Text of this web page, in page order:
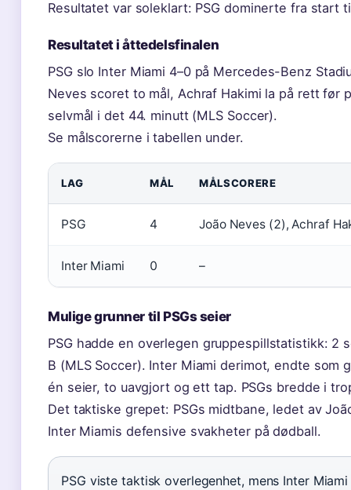
Resultatet var soleklart: PSG dominerte fra start
Resultatet i åttedelsfinalen
PSG slo Inter Miami 4–0 på Mercedes-Benz
Neves scoret to mål, Achraf Hakimi la på rett før
selvmål i det 44. minutt (MLS Soccer).
Se målscorerne i tabellen under.
LAG MÅL MÅLSCORERE
PSG 4 João Neves (2), Achraf
Inter Miami 0 –
Mulige grunner til PSGs seier
PSG hadde en overlegen gruppespillstatistikk: 2
B (MLS Soccer). Inter Miami derimot, endte som
én seier, to uavgjort og ett tap. PSGs bredde i
Det taktiske grepet: PSGs midtbane, ledet av
Inter Miamis defensive svakheter på dødball.
PSG viste taktisk overlegenhet, mens Inter